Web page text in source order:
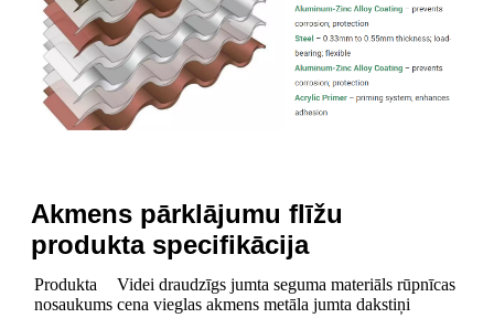
Akmens pārklājumu flīžu
produkta specifikācija
Produkta
nosaukums
Videi draudzīgs jumta seguma materiāls rūpnīcas
cena vieglas akmens metāla jumta dakstiņi